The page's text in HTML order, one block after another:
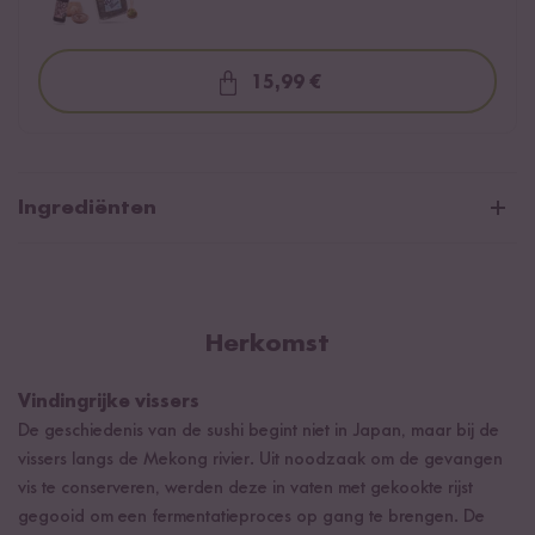
Loading...
15,99 €
Ingrediënten
Herkomst
Vindingrijke vissers
De geschiedenis van de sushi begint niet in Japan, maar bij de
vissers langs de Mekong rivier. Uit noodzaak om de gevangen
vis te conserveren, werden deze in vaten met gekookte rijst
gegooid om een fermentatieproces op gang te brengen. De